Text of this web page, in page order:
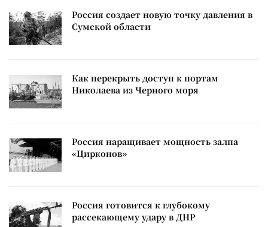
Россия создает новую точку давления в
Сумской области
Как перекрыть доступ к портам
Николаева из Черного моря
Россия наращивает мощность залпа
«Цирконов»
Россия готовится к глубокому
рассекающему удару в ДНР